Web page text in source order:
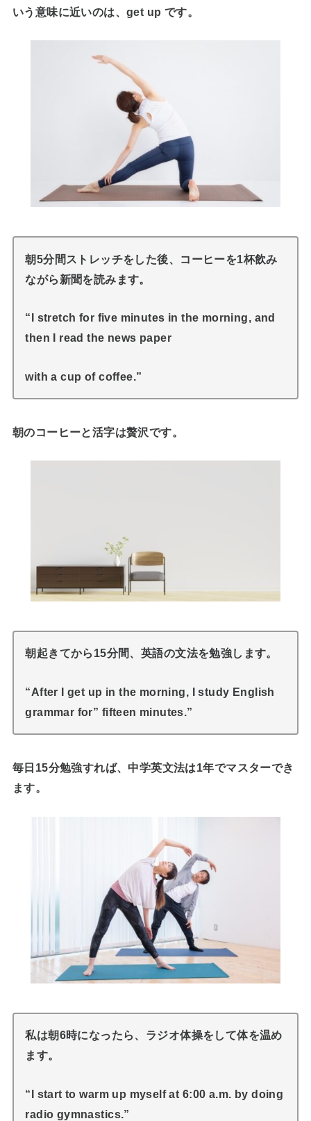
いう意味に近いのは、get up です。
朝5分間ストレッチをした後、コーヒーを1杯飲み
ながら新聞を読みます。
“I stretch for five minutes in the morning, and
then I read the news paper
with a cup of coffee.”
朝のコーヒーと活字は贅沢です。
朝起きてから15分間、英語の文法を勉強します。
“After I get up in the morning, I study English
grammar for” fifteen minutes.”
毎日15分勉強すれば、中学英文法は1年でマスターでき
ます。
私は朝6時になったら、ラジオ体操をして体を温め
ます。
“I start to warm up myself at 6:00 a.m. by doing
radio gymnastics.”